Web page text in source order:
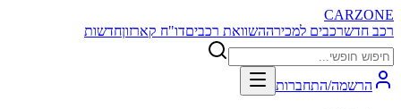
CARZONE
רכב חדשרכבים למכירההשוואת רכביםדו"ח קארזוןחדשות
הרשמה/התחברות